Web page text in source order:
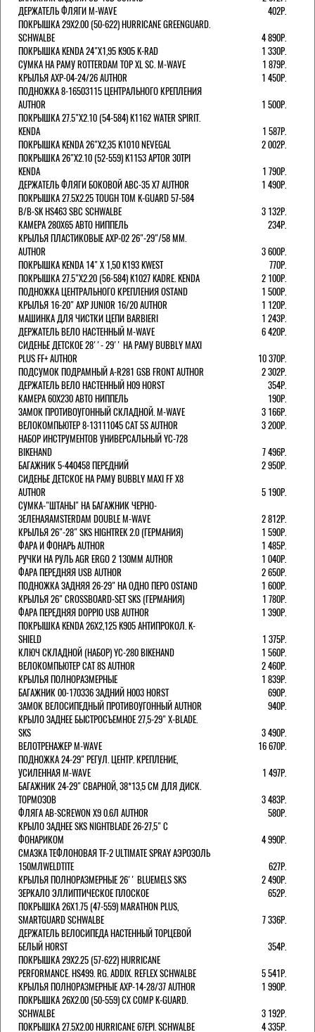
ДЕРЖАТЕЛЬ ФЛЯГИ M-WAVE
402Р.
ПОКРЫШКА 29X2.00 (50-622) HURRICANE GREENGUARD.
SCHWALBE
4 890Р.
ПОКРЫШКА KENDA 24"Х1,95 K905 K-RAD
1 330Р.
СУМКА НА РАМУ ROTTERDAM TOP XL SC. M-WAVE
1 879Р.
КРЫЛЬЯ AXP-04-24/26 AUTHOR
1 450Р.
ПОДНОЖКА 8-16503115 ЦЕНТРАЛЬНОГО КРЕПЛЕНИЯ
AUTHOR
1 500Р.
ПОКРЫШКА 27.5"Х2.10 (54-584) K1162 WATER SPIRIT.
KENDA
1 587Р.
ПОКРЫШКА KENDA 26"Х2,35 K1010 NEVEGAL
2 002Р.
ПОКРЫШКА 26"Х2.10 (52-559) K1153 APTOR 30TPI
KENDA
1 790Р.
ДЕРЖАТЕЛЬ ФЛЯГИ БОКОВОЙ ABC-35 X7 AUTHOR
1 490Р.
ПОКРЫШКА 27.5X2.25 TOUGH TOM K-GUARD 57-584
B/B-SK HS463 SBC SCHWALBE
3 132Р.
КАМЕРА 280Х65 АВТО НИППЕЛЬ
234Р.
КРЫЛЬЯ ПЛАСТИКОВЫЕ AXP-02 26"-29"/58 ММ.
AUTHOR
3 600Р.
ПОКРЫШКА KENDA 14" Х 1,50 K193 KWEST
770Р.
ПОКРЫШКА 27.5"Х2.20 (56-584) K1027 KADRE. KENDA
2 100Р.
ПОДНОЖКА ЦЕНТРАЛЬНОГО КРЕПЛЕНИЯ OSTAND
1 500Р.
КРЫЛЬЯ 16-20" AXP JUNIOR 16/20 AUTHOR
1 120Р.
МАШИНКА ДЛЯ ЧИСТКИ ЦЕПИ BARBIERI
1 243Р.
ДЕРЖАТЕЛЬ ВЕЛО НАСТЕННЫЙ M-WAVE
6 420Р.
СИДЕНЬЕ ДЕТСКОЕ 28''- 29'' НА РАМУ BUBBLY MAXI
PLUS FF+ AUTHOR
10 370Р.
ПОДСУМОК ПОДРАМНЫЙ A-R281 GSB FRONT AUTHOR
2 302Р.
ДЕРЖАТЕЛЬ ВЕЛО НАСТЕННЫЙ H09 HORST
354Р.
КАМЕРА 60X230 АВТО НИППЕЛЬ
190Р.
ЗАМОК ПРОТИВОУГОННЫЙ СКЛАДНОЙ. M-WAVE
3 166Р.
ВЕЛОКОМПЬЮТЕР 8-13111045 CAT 5S AUTHOR
3 200Р.
НАБОР ИНСТРУМЕНТОВ УНИВЕРСАЛЬНЫЙ YC-728
BIKEHAND
7 496Р.
БАГАЖНИК 5-440458 ПЕРЕДНИЙ
2 950Р.
СИДЕНЬЕ ДЕТСКОЕ НА РАМУ BUBBLY MAXI FF X8
AUTHOR
5 190Р.
СУМКА-"ШТАНЫ" НА БАГАЖНИК ЧЕРНО-
ЗЕЛЕНАЯAMSTERDAM DOUBLE M-WAVE
2 812Р.
КРЫЛЬЯ 26"-28" SKS HIGHTREK 2.0 (ГЕРМАНИЯ)
1 590Р.
ФАРА И ФОНАРЬ AUTHOR
1 485Р.
РУЧКИ НА РУЛЬ AGR ERGO 2 130ММ AUTHOR
1 040Р.
ФАРА ПЕРЕДНЯЯ USB AUTHOR
2 650Р.
ПОДНОЖКА ЗАДНЯЯ 26-29" НА ОДНО ПЕРО OSTAND
1 600Р.
КРЫЛЬЯ 26" CROSSBOARD-SET SKS (ГЕРМАНИЯ)
1 780Р.
ФАРА ПЕРЕДНЯЯ DOPPIO USB AUTHOR
1 390Р.
ПОКРЫШКА KENDA 26Х2,125 K905 АНТИПРОКОЛ. K-
SHIELD
1 375Р.
КЛЮЧ СКЛАДНОЙ (НАБОР) YC-280 BIKEHAND
1 560Р.
ВЕЛОКОМПЬЮТЕР CAT 8S AUTHOR
2 460Р.
КРЫЛЬЯ ПОЛНОРАЗМЕРНЫЕ
1 839Р.
БАГАЖНИК 00-170336 ЗАДНИЙ H003 HORST
690Р.
ЗАМОК ВЕЛОСИПЕДНЫЙ ПРОТИВОУГОННЫЙ AUTHOR
940Р.
КРЫЛО ЗАДНЕЕ БЫСТРОСЪЕМНОЕ 27,5-29" X-BLADE.
SKS
3 490Р.
ВЕЛОТРЕНАЖЕР M-WAVE
16 670Р.
ПОДНОЖКА 24-29" РЕГУЛ. ЦЕНТР. КРЕПЛЕНИЕ,
УСИЛЕННАЯ M-WAVE
1 497Р.
БАГАЖНИК 24-29" СВАРНОЙ, 38*13,5 СМ ДЛЯ ДИСК.
ТОРМОЗОВ
3 483Р.
ФЛЯГА AB-SCREWON X9 0.6Л AUTHOR
580Р.
КРЫЛО ЗАДНЕЕ SKS NIGHTBLADE 26-27,5" С
ФОНАРИКОМ
4 990Р.
СМАЗКА ТЕФЛОНОВАЯ TF-2 ULTIMATE SPRAY АЭРОЗОЛЬ
150МЛWELDTITE
627Р.
КРЫЛЬЯ ПОЛНОРАЗМЕРНЫЕ 26'' BLUEMELS SKS
2 490Р.
ЗЕРКАЛО ЭЛЛИПТИЧЕСКОЕ ПЛОСКОЕ
652Р.
ПОКРЫШКА 26X1.75 (47-559) MARATHON PLUS,
SMARTGUARD SCHWALBE
7 336Р.
ДЕРЖАТЕЛЬ ВЕЛОCИПЕДА НАСТЕННЫЙ ТОРЦЕВОЙ
БЕЛЫЙ HORST
354Р.
ПОКРЫШКА 29X2.25 (57-622) HURRICANE
PERFORMANCE. HS499. RG. ADDIX. REFLEX SCHWALBE
5 541Р.
КРЫЛЬЯ ПОЛНОРАЗМЕРНЫЕ AXP-14-28/37 AUTHOR
1 990Р.
ПОКРЫШКА 26X2.00 (50-559) CX COMP K-GUARD.
SCHWALBE
3 192Р.
ПОКРЫШКА 27.5X2.00 HURRICANE 67EPI. SCHWALBE
4 335Р.